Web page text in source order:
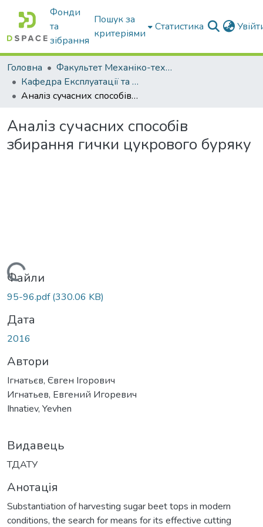
Фонди
та
зібрання
Пошук за
критеріями
Статистика
Головна
Факультет Механіко-технологічний
Кафедра Експлуатації та технічного сервісу машин
Аналіз сучасних способів збирання гички цукрового буряку
Аналіз сучасних способів
збирання гички цукрового буряку
Вантажиться...
Файли
95-96.pdf(330.06 KB)
Дата
2016
Автори
Ігнатьєв, Євген Ігорович
Игнатьев, Евгений Игоревич
Ihnatiev, Yevhen
Видавець
ТДАТУ
Анотація
Substantiation of harvesting sugar beet tops in modern
conditions, the search for means for its effective cutting